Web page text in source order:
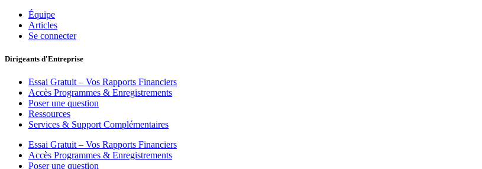
Équipe
Articles
Se connecter
Dirigeants d'Entreprise
Essai Gratuit – Vos Rapports Financiers
Accès Programmes & Enregistrements
Poser une question
Ressources
Services & Support Complémentaires
Essai Gratuit – Vos Rapports Financiers
Accès Programmes & Enregistrements
Poser une question